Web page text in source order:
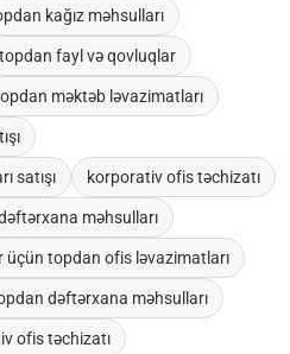
kağız məhsulları
topdan fayl və qovluqlar
məktəb ləvazimatları
satışı korporativ ofis təchizatı
məhsulları
üçün topdan ofis ləvazimatları
dəftərxana məhsulları
ofis təchizatı